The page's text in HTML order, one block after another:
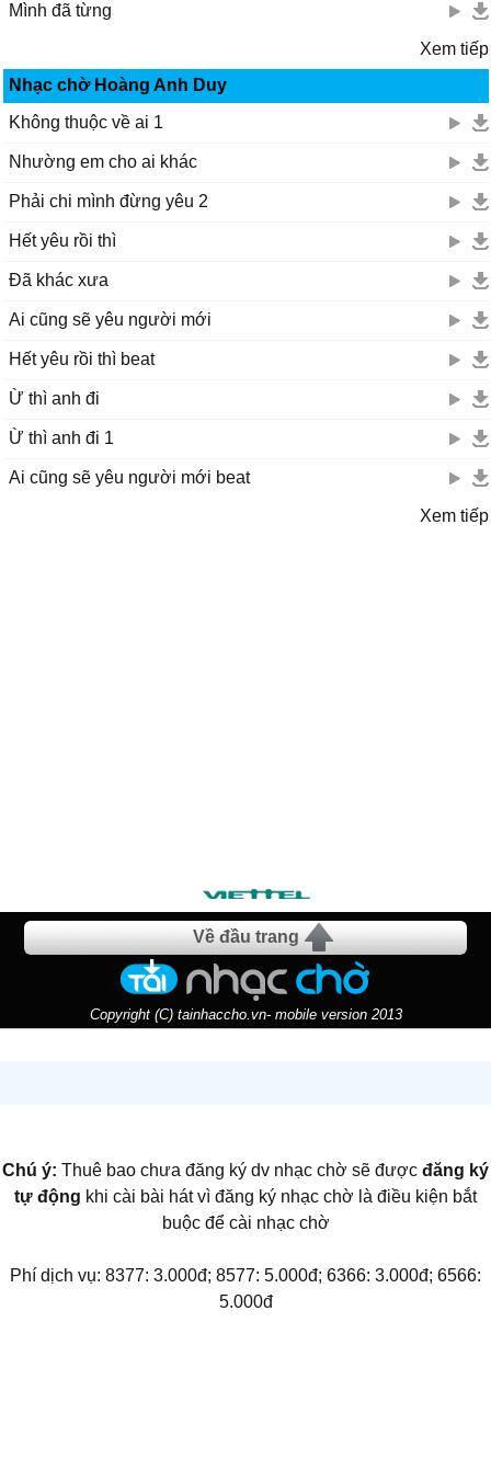
Mình đã từng
Xem tiếp
Nhạc chờ Hoàng Anh Duy
Không thuộc về ai 1
Nhường em cho ai khác
Phải chi mình đừng yêu 2
Hết yêu rồi thì
Đã khác xưa
Ai cũng sẽ yêu người mới
Hết yêu rồi thì beat
Ừ thì anh đi
Ừ thì anh đi 1
Ai cũng sẽ yêu người mới beat
Xem tiếp
Về đầu trang
Copyright (C) tainhaccho.vn- mobile version 2013
Chú ý: Thuê bao chưa đăng ký dv nhạc chờ sẽ được đăng ký
tự động khi cài bài hát vì đăng ký nhạc chờ là điều kiện bắt
buộc để cài nhạc chờ
Phí dịch vụ: 8377: 3.000đ; 8577: 5.000đ; 6366: 3.000đ; 6566:
5.000đ